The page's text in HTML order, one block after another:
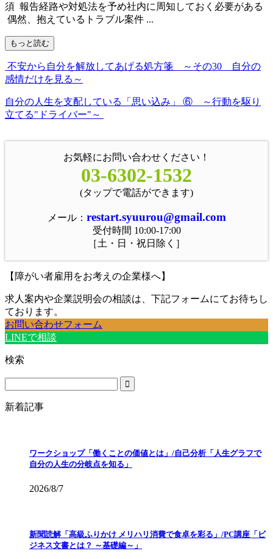
須 報告経路や対処法を予め社内に周知しておく必要がある
偶然、抱えているトラブル案件 ...
もっと読む
不安から自分を解放してあげる処方箋 ～その30 自分の
感情だけを見る～
自分の人生を支配している「思い込み」 ⑥ ～行動を駆り
立てる"ドライバー"～
お気軽にお問い合わせください！
03-6302-1532
(タップで電話ができます)
メール： restart.syuurou@gmail.com
受付時間 10:00-17:00
［土・日・祝日除く］
【障がい者雇用をお考えの企業様へ】
求人案内や企業説明会の相談は、下記フォームにてお待ちし
ております。
お問い合わせフォーム
LINEで相談
検索
新着記事
ワークショップ「働くことの価値とは」/自己分析「人生グラフで
自分の人生の分岐点を知る」
2026/8/7
新聞読解「高級ふりかけ メリハリ消費で食卓を彩る」/PC講座「ビ
ジネス文書とは？ ～基礎編～」